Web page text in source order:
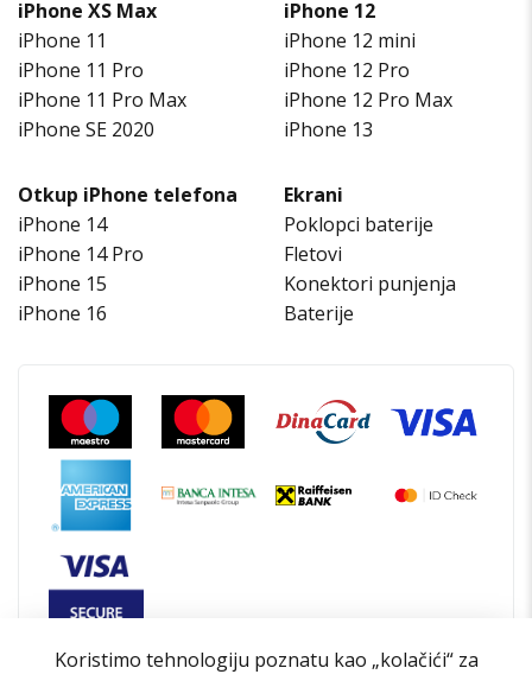
iPhone XS Max
iPhone 11
iPhone 11 Pro
iPhone 11 Pro Max
iPhone SE 2020
iPhone 12
iPhone 12 mini
iPhone 12 Pro
iPhone 12 Pro Max
iPhone 13
Otkup iPhone telefona
iPhone 14
iPhone 14 Pro
iPhone 15
iPhone 16
Ekrani
Poklopci baterije
Fletovi
Konektori punjenja
Baterije
Koristimo tehnologiju poznatu kao „kolačići“ za